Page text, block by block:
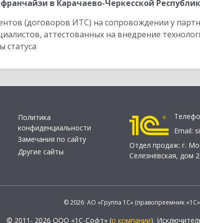
в Карачаево-Черкесской
(договоров ИТС) на сопровождении у
аттестованных на внедрение
статуса
Политика
конфиденциальности
Замечания по сайту
Другие сайты
Email:
Отдел продаж: г.
Селезнёвская, дом
© 2026 АО «Группа 1С» (правопреемник
© 2011- 2026 ООО «1С-Софт» (о компании).